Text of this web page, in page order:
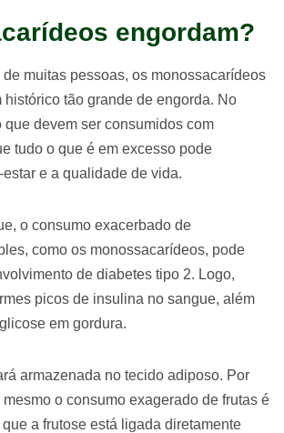
engordam?
muitas pessoas, os monossacarídeos
histórico tão grande de engorda. No
que devem ser consumidos com
tudo o que é em excesso pode
e a qualidade de vida.
o consumo exacerbado de
como os monossacarídeos, pode
de diabetes tipo 2. Logo,
picos de insulina no sangue, além
em gordura.
armazenada no tecido adiposo. Por
o consumo exagerado de frutas é
a frutose está ligada diretamente